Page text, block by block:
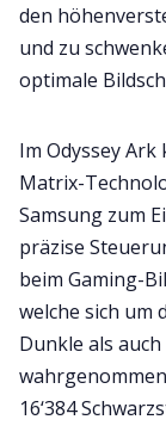
den
und zu
optimale
Im Odyssey
Matrix-
Samsung zum
präzise
beim Gaming-
welche sich um
Dunkle als
16‘384